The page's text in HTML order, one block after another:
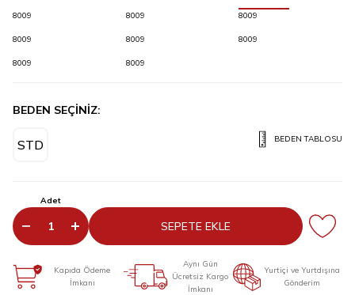
8009 8009 8009
8009 8009 8009
8009 8009
BEDEN SEÇİNİZ:
STD BEDEN TABLOSU
Adet
SEPETE EKLE
Kapıda Ödeme
İmkanı
Aynı Gün
Ücretsiz Kargo
İmkanı
Yurtiçi ve Yurtdışına
Gönderim